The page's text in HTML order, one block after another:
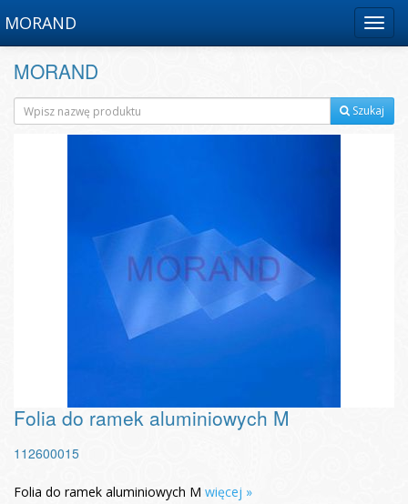
Menu
MORAND
MORAND
Szukaj
Folia do ramek aluminiowych M
112600015
Folia do ramek aluminiowych M więcej »